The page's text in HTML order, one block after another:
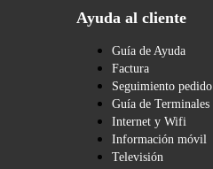
Ayuda al cliente
Guía de Ayuda
Factura
Seguimiento pedido
Guía de Terminales
Internet y Wifi
Información móvil
Televisión